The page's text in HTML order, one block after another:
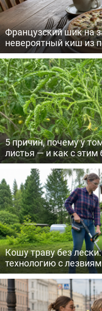
Французский шик на
невероятный киш из
5 причин, почему у
листья — и как с этим
Кошу траву без
технологию с